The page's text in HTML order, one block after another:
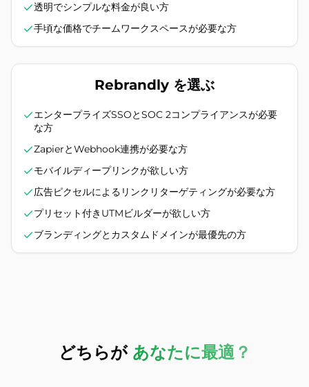
透明でシンプルな料金が良い方
手頃な価格でチームワークスペースが必要な方
Rebrandly を選ぶ
エンタープライズSSOとSOC 2コンプライアンスが必要
な方
ZapierとWebhook連携が必要な方
モバイルディープリンクが欲しい方
広告ピクセルによるリンクリターゲティングが必要な方
プリセット付きUTMビルダーが欲しい方
ブランディングとカスタムドメインが最優先の方
どちらが あなたに最適？